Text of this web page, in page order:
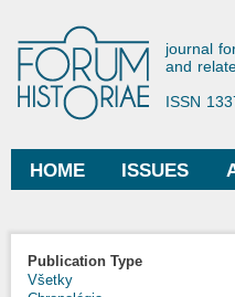
journal
and
ISSN
Main menu
HOME ISSUES
Publication Type
Všetky